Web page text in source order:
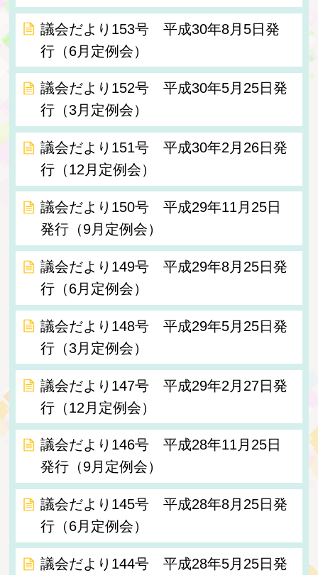
議会だより153号 平成30年8月5日発
行（6月定例会）
議会だより152号 平成30年5月25日発
行（3月定例会）
議会だより151号 平成30年2月26日発
行（12月定例会）
議会だより150号 平成29年11月25日
発行（9月定例会）
議会だより149号 平成29年8月25日発
行（6月定例会）
議会だより148号 平成29年5月25日発
行（3月定例会）
議会だより147号 平成29年2月27日発
行（12月定例会）
議会だより146号 平成28年11月25日
発行（9月定例会）
議会だより145号 平成28年8月25日発
行（6月定例会）
議会だより144号 平成28年5月25日発